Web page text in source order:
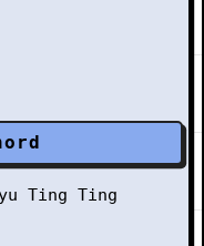
Ting Ting